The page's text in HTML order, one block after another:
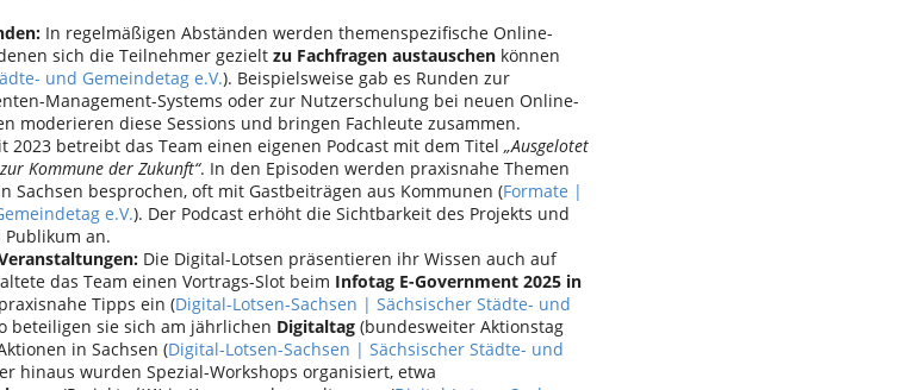
In regelmäßigen Abständen werden themenspezifische Online-
sich die Teilnehmer gezielt zu Fachfragen austauschen können
und Gemeindetag e.V.). Beispielsweise gab es Runden zur
Management-Systems oder zur Nutzerschulung bei neuen Online-
moderieren diese Sessions und bringen Fachleute zusammen.
2023 betreibt das Team einen eigenen Podcast mit dem Titel „Ausgelotet
Kommune der Zukunft“. In den Episoden werden praxisnahe Themen
Sachsen besprochen, oft mit Gastbeiträgen aus Kommunen (Formate |
e.V.). Der Podcast erhöht die Sichtbarkeit des Projekts und
an.
Die Digital-Lotsen präsentieren ihr Wissen auch auf
das Team einen Vortrags-Slot beim Infotag E-Government 2025 in
Tipps ein (Digital-Lotsen-Sachsen | Sächsischer Städte- und
beteiligen sie sich am jährlichen Digitaltag (bundesweiter Aktionstag
in Sachsen (Digital-Lotsen-Sachsen | Sächsischer Städte- und
hinaus wurden Spezial-Workshops organisiert, etwa